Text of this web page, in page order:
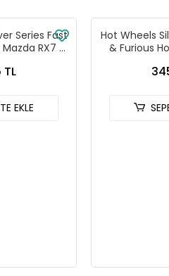
Series Fast
Mazda RX7 -
EKLE
Hot Wheels
& Furious